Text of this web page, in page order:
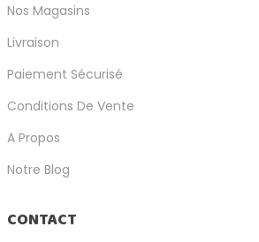
Nos Magasins
Livraison
Paiement Sécurisé
Conditions De Vente
A Propos
Notre Blog
CONTACT